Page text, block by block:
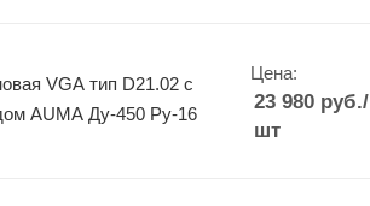
VGA тип D21.02 с
AUMA Ду-450 Ру-16
Цена:
23 980руб./
шт